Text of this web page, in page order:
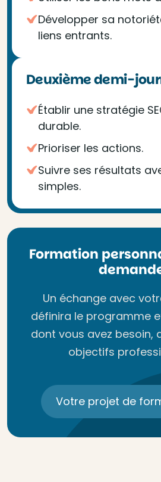
Développer sa
liens entrants.
Deuxième demi-
Établir une stratégie
durable.
Prioriser les actions.
Suivre ses résultats
simples.
Formation
Un échange avec
définira le programme
dont vous avez besoin,
objectifs
Votre projet de